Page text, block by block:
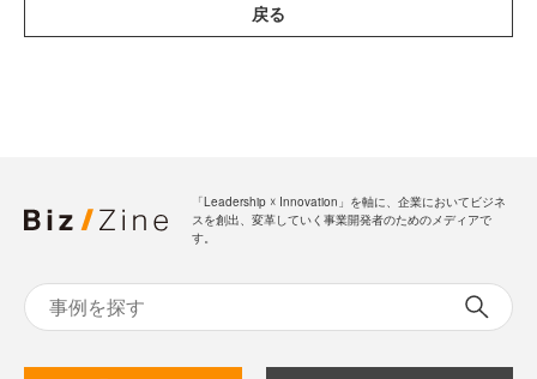
戻る
「Leadership ☓ Innovation」を軸に、企業においてビジネ
スを創出、変革していく事業開発者のためのメディアで
す。